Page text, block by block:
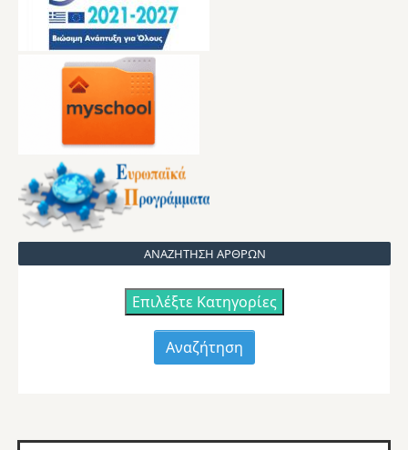
ΑΝΑΖΗΤΗΣΗ ΑΡΘΡΩΝ
Επιλέξτε Κατηγορίες